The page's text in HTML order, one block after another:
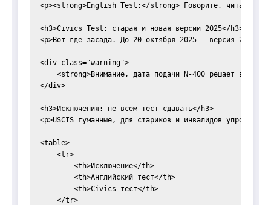
<p><strong>English Test:</strong> Говорите, читайте,
<h3>Civics Test: старая и новая версии 2025</h3>
<p>Вот где засада. До 20 октября 2025 — версия 2008:
<div class="warning">
<strong>Внимание, дата подачи N-400 решает все!</
</div>
<h3>Исключения: не всем тест сдавать</h3>
<p>USCIS гуманные, для стариков и инвалидов
<table>
    <tr>
        <th>Исключение</th>
        <th>Английский тест</th>
        <th>Civics тест</th>
    </tr>